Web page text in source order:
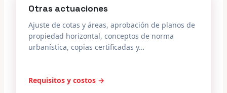
Otras actuaciones
Ajuste de cotas y áreas, aprobación de planos de
propiedad horizontal, conceptos de norma
urbanística, copias certificadas y…
Requisitos y costos →